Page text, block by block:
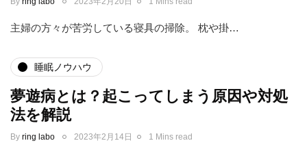
主婦の方々が苦労している寝具の掃除。 枕や掛…
睡眠ノウハウ
夢遊病とは？起こってしまう原因や対処
法を解説
By ring labo 2023年2月14日 1 Mins read